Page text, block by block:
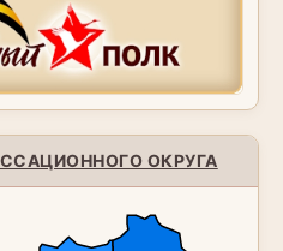
ОКРУГА